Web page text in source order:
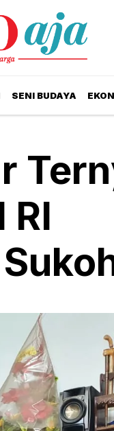
SENI BUDAYA
RI